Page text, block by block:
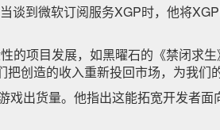
到微软订阅服务XGP时，他将
的项目发展，如黑曜石的《禁闭求
创造的收入重新投回市场，为我们
出货量。他指出这能拓宽开发者